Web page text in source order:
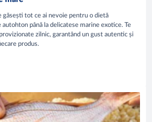
găsești tot ce ai nevoie pentru o dietă
autohton până la delicatese marine exotice. Te
zilnic, garantând un gust autentic și
produs.